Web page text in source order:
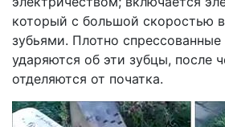
который с большой скоростью
зубьями. Плотно спрессованные
ударяются об эти зубцы, после
отделяются от початка.